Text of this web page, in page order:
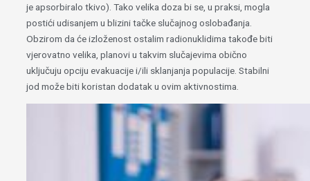
je apsorbiralo tkivo). Tako velika doza bi se, u praksi, mogla
postići udisanjem u blizini tačke slučajnog oslobađanja.
Obzirom da će izloženost ostalim radionuklidima takođe biti
vjerovatno velika, planovi u takvim slučajevima obično
uključuju opciju evakuacije i/ili sklanjanja populacije. Stabilni
jod može biti koristan dodatak u ovim aktivnostima.